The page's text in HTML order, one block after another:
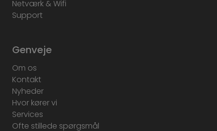
Netværk & Wifi
Support
Genveje
Om os
Kontakt
Nyheder
Hvor kører vi
Services
Ofte stillede spørgsmål